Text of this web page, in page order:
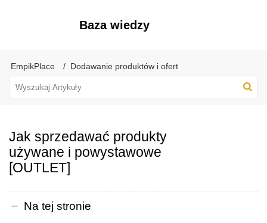
Baza wiedzy
EmpikPlace Dodawanie produktów i ofert​
Jak sprzedawać produkty
używane i powystawowe
[OUTLET]
Na tej stronie